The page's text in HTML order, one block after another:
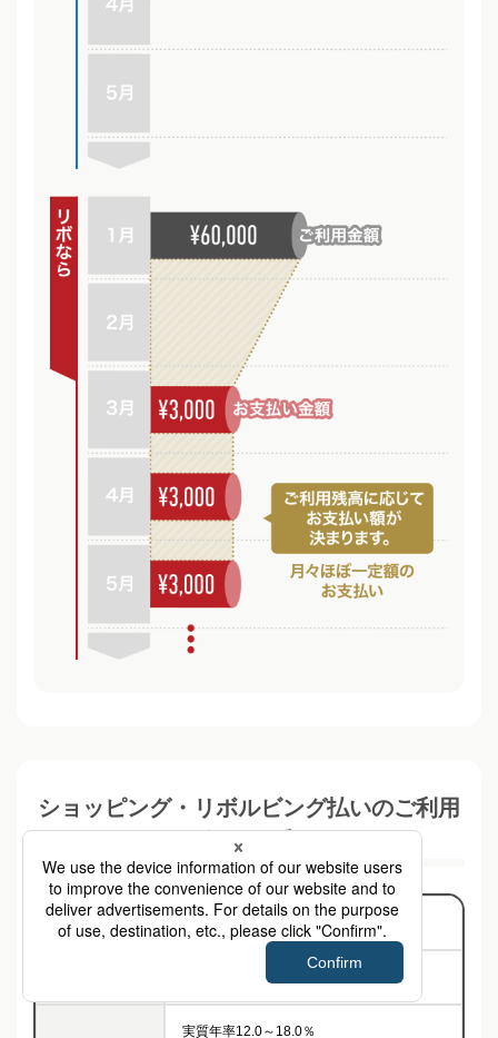
ショッピング・リボルビング払いのご利用
について
ご利用額 1円～カードのご利用可能額
実質年率12.0～18.0％